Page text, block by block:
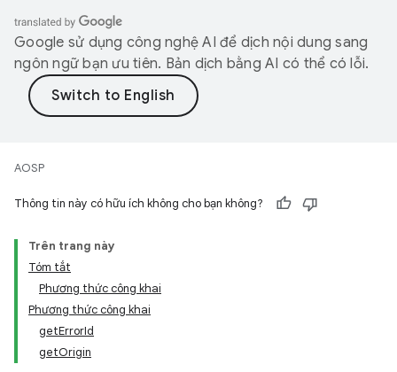
Google sử dụng công nghệ AI để dịch nội dung sang
ngôn ngữ bạn ưu tiên. Bản dịch bằng AI có thể có lỗi.
AOSP
Thông tin này có hữu ích không cho bạn không?
Trên trang này
Tóm tắt
Phương thức công khai
Phương thức công khai
getErrorId
getOrigin